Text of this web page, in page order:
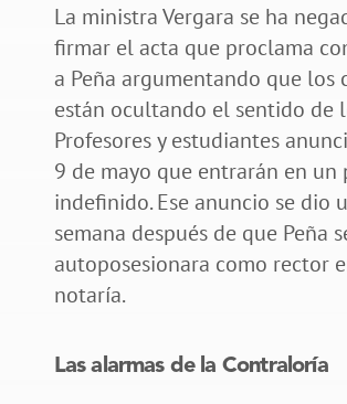
La ministra Vergara se ha
firmar el acta que proclama
a Peña argumentando que los
están ocultando el sentido de
Profesores y estudiantes
9 de mayo que entrarán en un
indefinido. Ese anuncio se dio
semana después de que Peña
autoposesionara como rector
notaría.
Las alarmas de la Contraloría